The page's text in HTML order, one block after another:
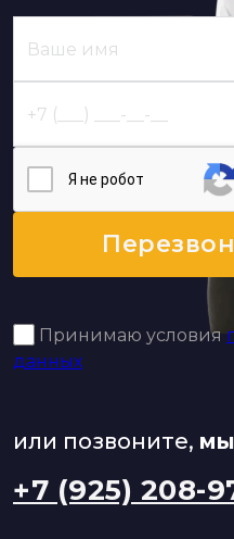
Я нe poбoт
Принимаю условия
данных
или позвоните,
+7 (925) 208-